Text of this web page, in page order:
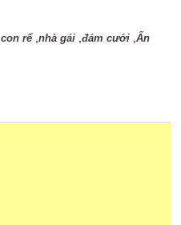
,con rể,nhà gái ,đám cưới ,Ấn